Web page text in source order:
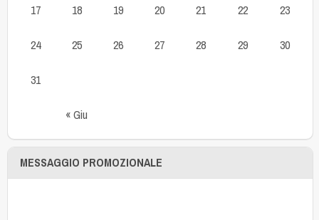
« Giu
17 18 19 20 21 22 23
24 25 26 27 28 29 30
31
MESSAGGIO PROMOZIONALE